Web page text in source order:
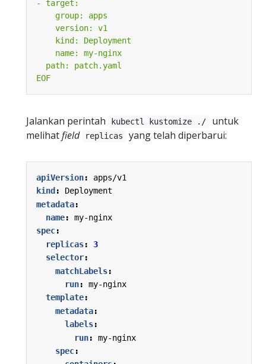
EOF
Jalankan perintah kubectl kustomize ./
untuk
melihatfield replicas yang telah diperbarui:
apiVersion:
apps/v1
kind :
Deployment
metadata:
name:
my-nginx
spec:
replicas:
3
selector:
matchLabels:
run:
my-nginx
template:
metadata:
labels:
run:
my-nginx
spec: